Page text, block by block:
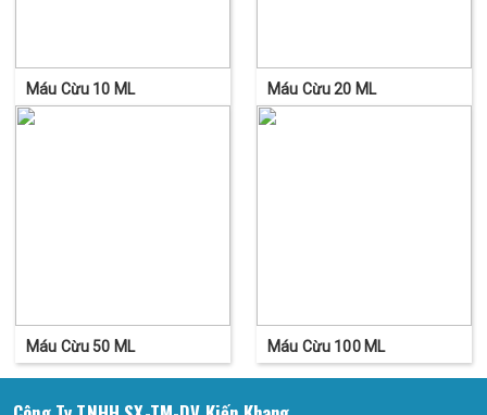
Máu Cừu 10 ML Máu Cừu 20 ML
Máu Cừu 50 ML Máu Cừu 100 ML